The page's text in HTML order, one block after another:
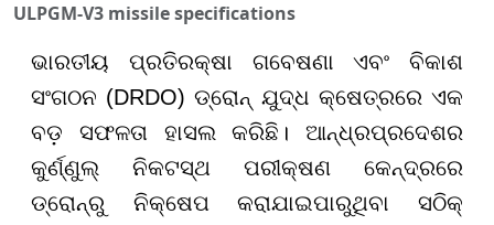
ULPGM-V3 missile specifications
ଭାରତୀୟ ପ୍ରତିରକ୍ଷା ଗବେଷଣା ଏବଂ ବିକାଶ
ସଂଗଠନ (DRDO) ଡ୍ରୋନ୍ ଯୁଦ୍ଧ କ୍ଷେତ୍ରରେ ଏକ
ବଡ଼ ସଫଳତା ହାସଲ କରିଛି। ଆନ୍ଧ୍ରପ୍ରଦେଶର
କୁର୍ଣ୍ଣୁଲ୍ ନିକଟସ୍ଥ ପରୀକ୍ଷଣ କେନ୍ଦ୍ରରେ
ଡ୍ରୋନ୍ରୁ ନିକ୍ଷେପ କରାଯାଇପାରୁଥିବା ସଠିକ୍